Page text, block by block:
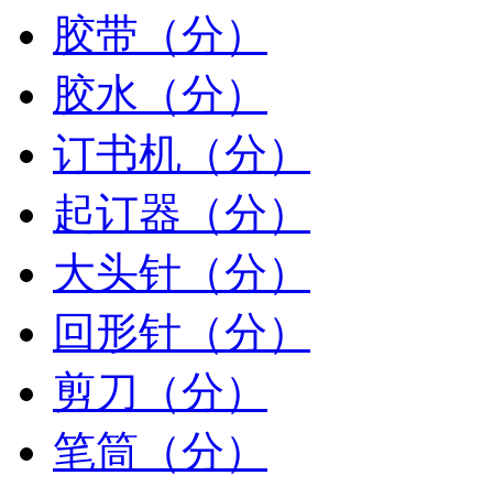
胶带（分）
胶水（分）
订书机（分）
起订器（分）
大头针（分）
回形针（分）
剪刀（分）
笔筒（分）